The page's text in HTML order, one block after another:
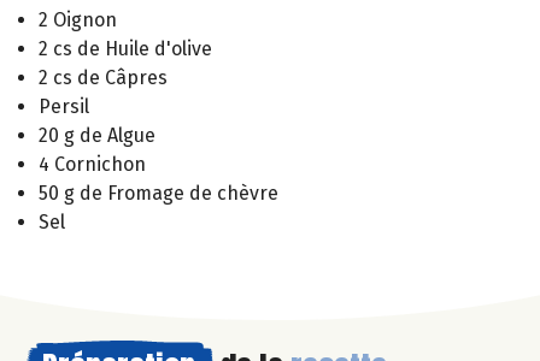
2 Oignon
2 cs de Huile d'olive
2 cs de Câpres
Persil
20 g de Algue
4 Cornichon
50 g de Fromage de chèvre
Sel